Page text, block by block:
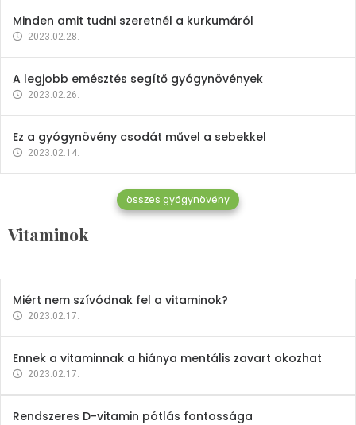
Minden amit tudni szeretnél a kurkumáról
2023.02.28.
A legjobb emésztés segítő gyógynövények
2023.02.26.
Ez a gyógynövény csodát művel a sebekkel
2023.02.14.
összes gyógynövény
Vitaminok
Vitaminok
Mindent a B-12 vitaminról
2023.02.27.
Miért nem szívódnak fel a vitaminok?
2023.02.17.
Ennek a vitaminnak a hiánya mentális zavart okozhat
2023.02.17.
Rendszeres D-vitamin pótlás fontossága